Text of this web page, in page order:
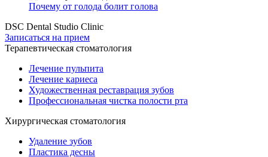
Почему от голода болит голова
DSC Dental Studio Clinic
Записаться на прием
Терапевтическая стоматология
Лечение пульпита
Лечение кариеса
Художественная реставрация зубов
Профессиональная чистка полости рта
Хирургическая стоматология
Удаление зубов
Пластика десны